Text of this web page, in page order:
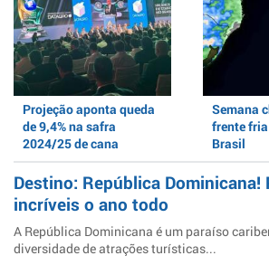
Projeção aponta queda
de 9,4% na safra
2024/25 de cana
Semana
frente
Brasil
Destino: República Dominicana!
incríveis o ano todo
A República Dominicana é um paraíso
diversidade de atrações turísticas...